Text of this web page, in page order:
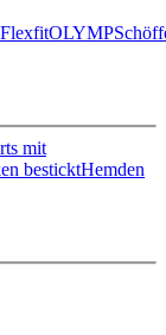
FlexfitOLYMP
mit
besticktHemden